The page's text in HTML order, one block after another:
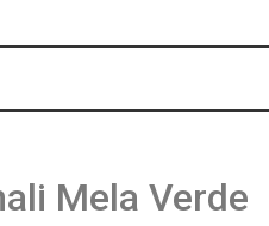
Mela Verde